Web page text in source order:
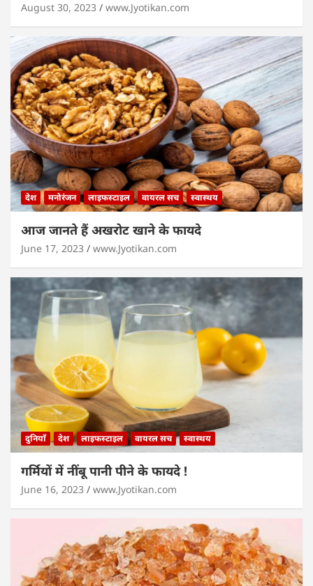
August 30, 2023 www.Jyotikan.com
देश मनोरंजन लाइफस्टाइल वायरल सच स्वास्थय
आज जानते हैं अखरोट खाने के फायदे
June 17, 2023 www.Jyotikan.com
दुनियाँ देश लाइफस्टाइल वायरल सच स्वास्थय
गर्मियों में नींबू पानी पीने के फायदे !
June 16, 2023 www.Jyotikan.com